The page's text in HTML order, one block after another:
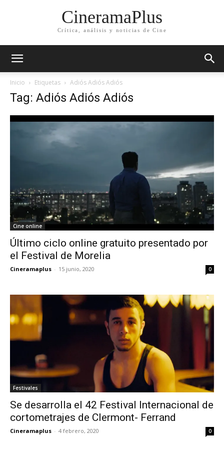
CineramaPlus
Crítica, análisis y noticias de Cine
Inicio Etiquetas Adiós Adiós Adiós
Tag: Adiós Adiós Adiós
Cine online
Último ciclo online gratuito presentado por
el Festival de Morelia
Cineramaplus - 15 junio, 2020 0
Festivales
Se desarrolla el 42 Festival Internacional de
cortometrajes de Clermont- Ferrand
Cineramaplus - 4 febrero, 2020 0